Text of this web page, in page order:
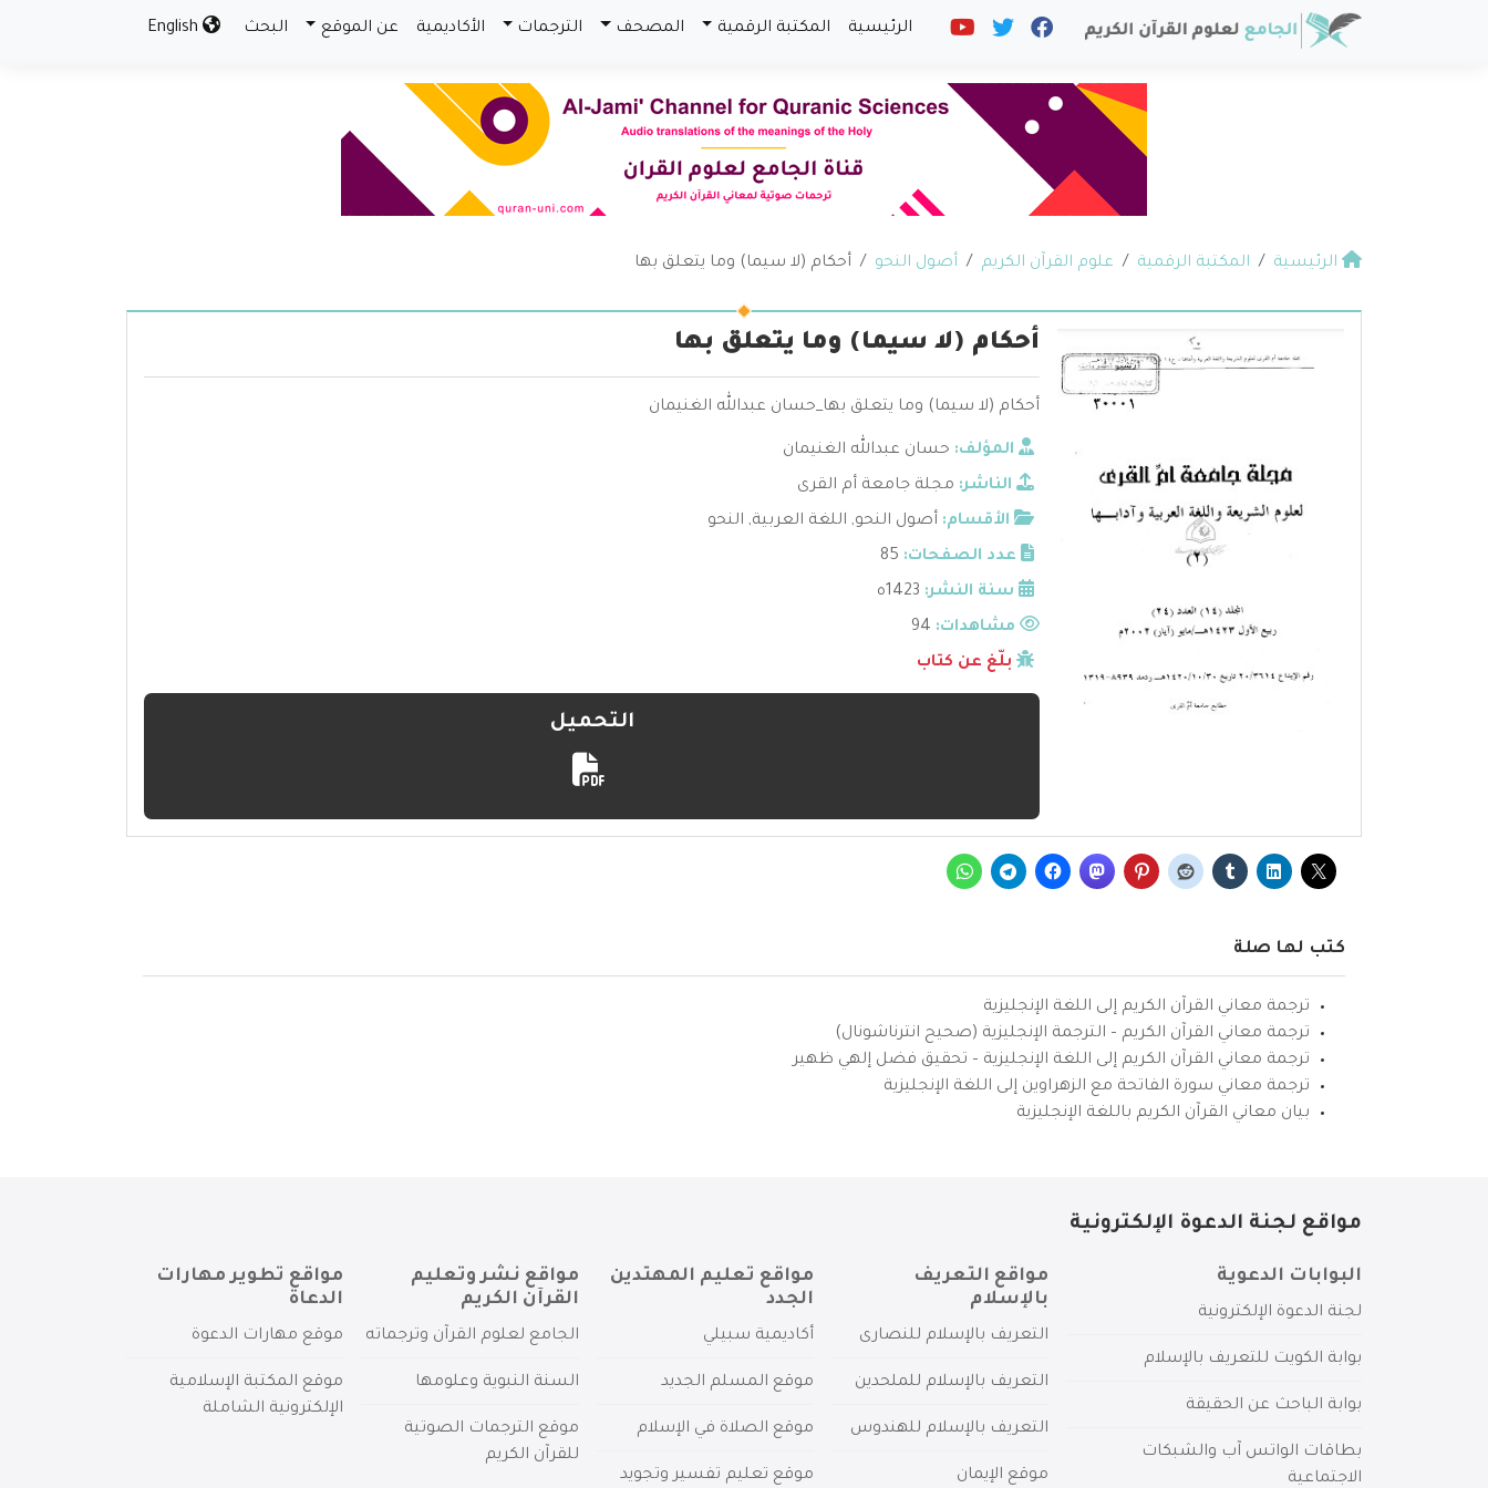
الرئيسية المكتبة الرقمية المصحف الترجمات الأكاديمية عن الموقع البحث
الرئيسية المكتبة الرقمية علوم القرآن الكريم أصول النحو أحكام (لا سيما) وما يتعلق بها
أحكام (لا سيما) وما يتعلق بها
أحكام (لا سيما) وما يتعلق بها_حسان عبدالله الغنيمان
المؤلف: حسان عبدالله الغنيمان
الناشر: مجلة جامعة أم القرى
الأقسام: أصول النحو, اللغة العربية, النحو
عدد الصفحات: 85
سنة النشر: 1423ه
مشاهدات:
بلّغ عن كتاب
التحميل
كتب لها صلة
ترجمة معاني القرآن الكريم إلى اللغة الإنجليزية
ترجمة معاني القرآن الكريم – الترجمة الإنجليزية (صحيح انترناشونال)
ترجمة معاني القرآن الكريم إلى اللغة الإنجليزية – تحقيق فضل إلهي ظهير
ترجمة معاني سورة الفاتحة مع الزهراوين إلى اللغة الإنجليزية
بيان معاني القرآن الكريم باللغة الإنجليزية
مواقع لجنة الدعوة الإلكترونية
البوابات الدعوية
لجنة الدعوة الإلكترونية
بوابة الكويت للتعريف بالإسلام
بوابة الباحث عن الحقيقة
بطاقات الواتس آب والشبكات
الاجتماعية
مواقع التعريف
بالإسلام
التعريف بالإسلام للنصارى
التعريف بالإسلام للملحدين
التعريف بالإسلام للهندوس
موقع الإيمان
مواقع تعليم المهتدين
الجدد
أكاديمية سبيلي
موقع المسلم الجديد
موقع الصلاة في الإسلام
موقع تعليم تفسير وتجويد
مواقع نشر وتعليم
القرآن الكريم
الجامع لعلوم القرآن وترجماته
السنة النبوية وعلومها
موقع الترجمات الصوتية
للقرآن الكريم
مواقع تطوير مهارات
الدعاة
موقع مهارات الدعوة
موقع المكتبة الإسلامية
الإلكترونية الشاملة